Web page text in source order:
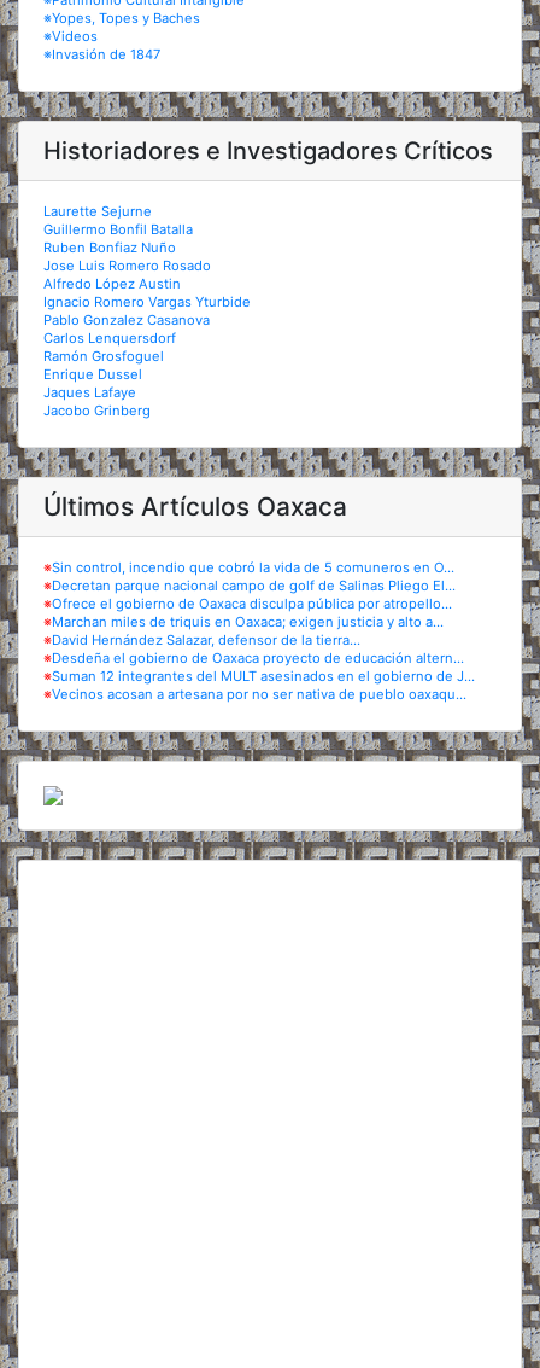
※Yopes, Topes y Baches
※Videos
※Invasión de 1847
Historiadores e Investigadores Críticos
Laurette Sejurne
Guillermo Bonfil Batalla
Ruben Bonfiaz Nuño
Jose Luis Romero Rosado
Alfredo López Austin
Ignacio Romero Vargas Yturbide
Pablo Gonzalez Casanova
Carlos Lenquersdorf
Ramón Grosfoguel
Enrique Dussel
Jaques Lafaye
Jacobo Grinberg
Últimos Artículos Oaxaca
※Sin control, incendio que cobró la vida de 5 comuneros en O...
※Decretan parque nacional campo de golf de Salinas Pliego El...
※Ofrece el gobierno de Oaxaca disculpa pública por atropello...
※Marchan miles de triquis en Oaxaca; exigen justicia y alto a...
※David Hernández Salazar, defensor de la tierra...
※Desdeña el gobierno de Oaxaca proyecto de educación altern...
※Suman 12 integrantes del MULT asesinados en el gobierno de J...
※Vecinos acosan a artesana por no ser nativa de pueblo oaxaqu...